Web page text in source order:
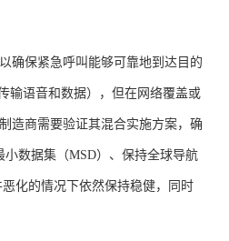
确保紧急呼叫能够可靠地到达目的
输语音和数据），但在网络覆盖或
造商需要验证其混合实施方案，确
小数据集（MSD）、保持全球导航
化的情况下依然保持稳健，同时